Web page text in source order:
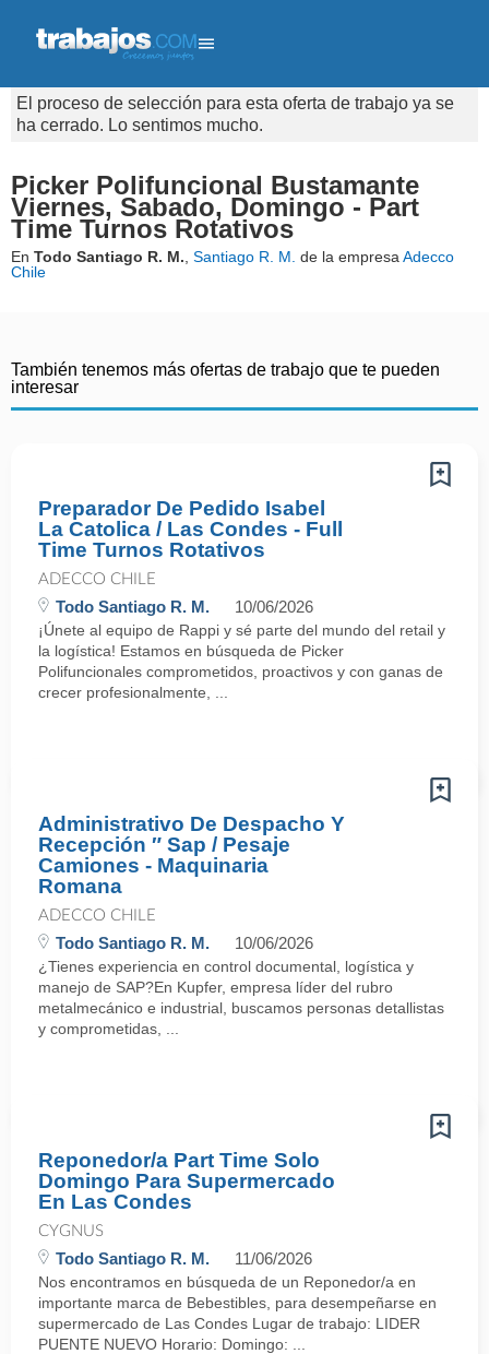
El proceso de selección para esta oferta de trabajo ya se
ha cerrado. Lo sentimos mucho.
Picker Polifuncional Bustamante
Viernes, Sabado, Domingo - Part
Time Turnos Rotativos
En Todo Santiago R. M. Santiago R. M. de la empresa Adecco
Chile
También tenemos más ofertas de trabajo que te pueden
interesar
Preparador De Pedido Isabel
La Catolica / Las Condes - Full
Time Turnos Rotativos
ADECCO CHILE
Todo Santiago R. M. 10/06/2026
¡Únete al equipo de Rappi y sé parte del mundo del retail y
la logística! Estamos en búsqueda de Picker
Polifuncionales comprometidos, proactivos y con ganas de
crecer profesionalmente, ...
Administrativo De Despacho Y
Recepción ″ Sap / Pesaje
Camiones - Maquinaria
Romana
ADECCO CHILE
Todo Santiago R. M. 10/06/2026
¿Tienes experiencia en control documental, logística y
manejo de SAP?En Kupfer, empresa líder del rubro
metalmecánico e industrial, buscamos personas detallistas
y comprometidas, ...
Reponedor/a Part Time Solo
Domingo Para Supermercado
En Las Condes
CYGNUS
Todo Santiago R. M. 11/06/2026
Nos encontramos en búsqueda de un Reponedor/a en
importante marca de Bebestibles, para desempeñarse en
supermercado de Las Condes Lugar de trabajo: LIDER
PUENTE NUEVO Horario: Domingo: ...